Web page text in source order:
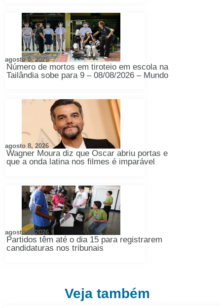
Número de mortos em tiroteio em escola na
Tailândia sobe para 9 – 08/08/2026 – Mundo
agosto 8, 2026
Wagner Moura diz que Oscar abriu portas e
que a onda latina nos filmes é imparável
agosto 8, 2026
Partidos têm até o dia 15 para registrarem
candidaturas nos tribunais
agosto 8, 2026
Veja também